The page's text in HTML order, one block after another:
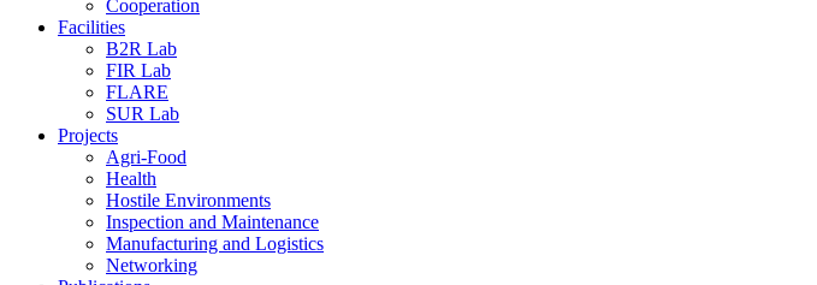
Cooperation
Facilities
B2R Lab
FIR Lab
FLARE
SUR Lab
Projects
Agri-Food
Health
Hostile Environments
Inspection and Maintenance
Manufacturing and Logistics
Networking